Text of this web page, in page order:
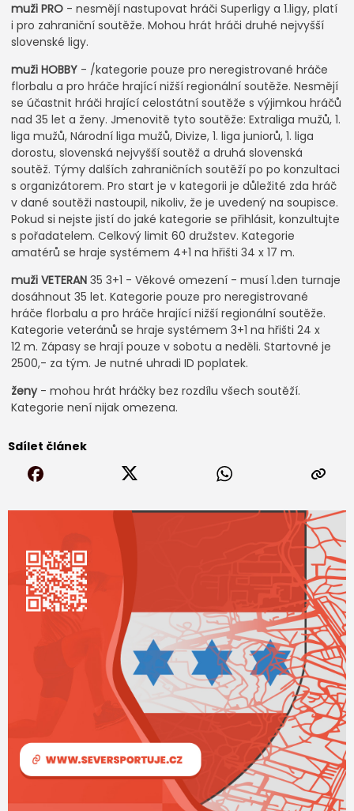
Sdílet článek
muži PRO - nesmějí nastupovat hráči Superligy a 1.ligy, platí
i pro zahraniční soutěže. Mohou hrát hráči druhé nejvyšší
slovenské ligy.
muži HOBBY - /kategorie pouze pro neregistrované hráče
florbalu a pro hráče hrající nižší regionální soutěže. Nesmějí
se účastnit hráči hrající celostátní soutěže s výjimkou hráčů
nad 35 let a ženy. Jmenovitě tyto soutěže: Extraliga mužů, 1.
liga mužů, Národní liga mužů, Divize, 1. liga juniorů, 1. liga
dorostu, slovenská nejvyšší soutěž a druhá slovenská
soutěž. Týmy dalších zahraničních soutěží po po konzultaci
s organizátorem. Pro start je v kategorii je důležité zda hráč
v dané soutěži nastoupil, nikoliv, že je uvedený na soupisce.
Pokud si nejste jistí do jaké kategorie se přihlásit, konzultujte
s pořadatelem. Celkový limit 60 družstev. Kategorie
amatérů se hraje systémem 4+1 na hřišti 34 x 17 m.
muži VETERAN 35 3+1 - Věkové omezení - musí 1.den turnaje
dosáhnout 35 let. Kategorie pouze pro neregistrované
hráče florbalu a pro hráče hrající nižší regionální soutěže.
Kategorie veteránů se hraje systémem 3+1 na hřišti 24 x
12 m. Zápasy se hrají pouze v sobotu a neděli. Startovné je
2500,- za tým. Je nutné uhradi ID poplatek.
ženy- mohou hrát hráčky bez rozdílu všech soutěží.
Kategorie není nijak omezena.